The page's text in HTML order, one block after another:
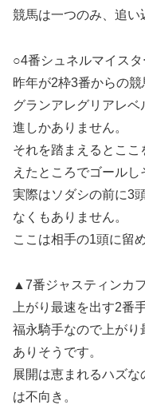
競馬は一つのみ、追い
○4番シュネルマイスタ
昨年が2枠3番からの競
グランアレグリアレ
進しかありません。
それを踏まえるとこ
えたところでゴールし
実際はソダシの前に3
なくもありません。
ここは相手の1頭に留
▲7番ジャスティンカ
上がり最速を出す2番
福永騎手なので上がり
ありそうです。
展開は恵まれるハズ
は不向き。